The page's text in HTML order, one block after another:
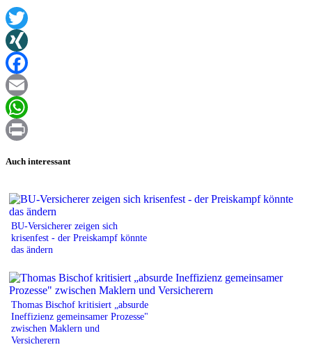
Twitter
XING
Facebook
Email
WhatsApp
Auch interessant
BU-Versicherer zeigen sich
krisenfest - der Preiskampf könnte
das ändern
Thomas Bischof kritisiert „absurde
Ineffizienz gemeinsamer Prozesse"
zwischen Maklern und
Versicherern